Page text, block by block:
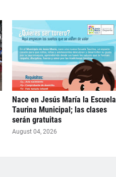
Nace en Jesús María la Escuela
Taurina Municipal; las clases
serán gratuitas
August 04, 2026